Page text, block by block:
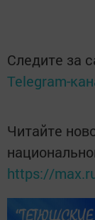
Следите за
Telegram-
Читайте
https://